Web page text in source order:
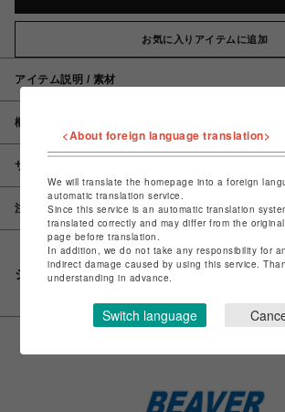
お気に入りアイテムに追加
アイテム説明 / 素材
概要
サイズ
注意事項
シェアする
<About foreign language translation>
We will translate the homepage into a foreign
automatic translation service.
Since this service is an automatic translation
translated correctly and may differ from the
page before translation.
In addition, we do not take any responsibility for
indirect damage caused by using this service.
understanding in advance.
Switch language